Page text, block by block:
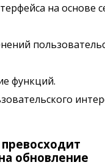
на основе
функций.
обновление